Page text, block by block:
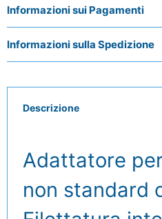
Informazioni sui Pagamenti
Informazioni sulla Spedizione
Descrizione
Adattatore
non standard